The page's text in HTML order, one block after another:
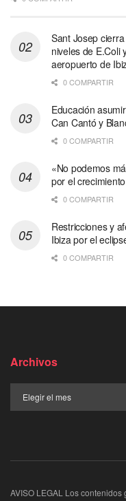
Sant Josep
niveles de E.Coli
aeropuerto de
0 COMPARTIR
Educación
Can Cantó y
0 COMPARTIR
«No podemos
por el
0 COMPARTIR
Restricciones y
Ibiza por el
0 COMPARTIR
Archivos
AVISO LEGAL Los